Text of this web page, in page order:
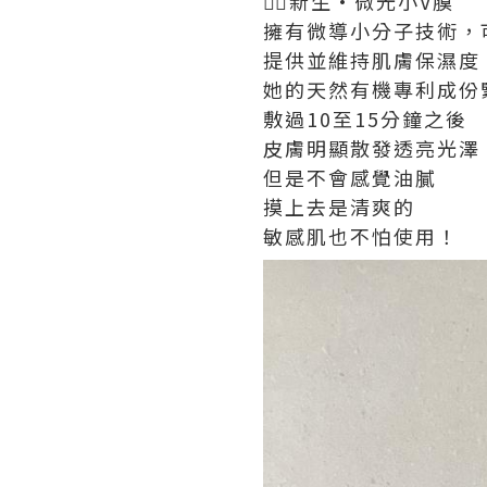
擁有微導小分子技術
提供並維持肌膚保濕
她的天然有機專利成
敷過10至15分鐘之後
皮膚明顯散發透亮光澤
但是不會感覺油膩
摸上去是清爽的
敏感肌也不怕使用！